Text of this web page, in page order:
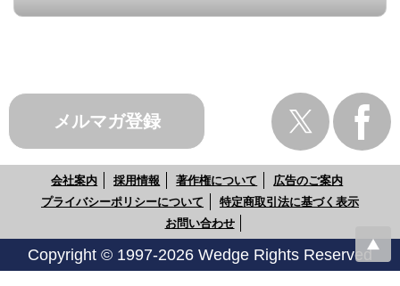
メルマガ登録
会社案内 採用情報 著作権について
広告のご案内
プライバシーポリシーについて
特定商取引法に基づく表示
お問い合わせ
Copyright © 1997-2026 Wedge Rights Reserved